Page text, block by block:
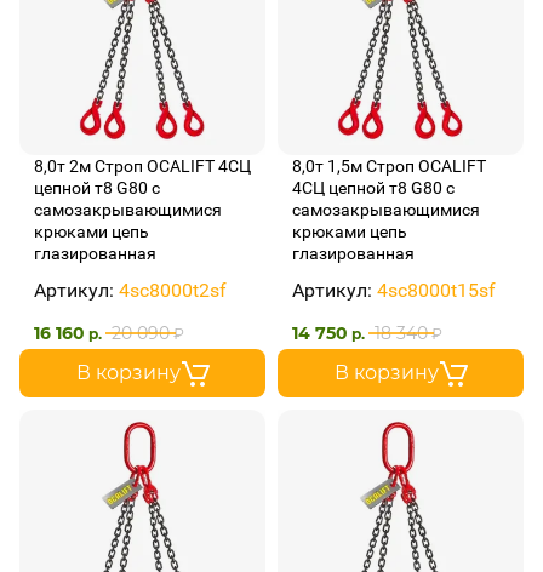
8,0т 2м Строп OCALIFT 4СЦ
цепной т8 G80 с
самозакрывающимися
крюками цепь
глазированная
Артикул: 4sc8000t2sf
20 090 ₽
16 160 р.
В корзину
8,0т 1,5м Строп OCALIFT
4СЦ цепной т8 G80 с
самозакрывающимися
крюками цепь
глазированная
Артикул: 4sc8000t15sf
18 340 ₽
14 750 р.
В корзину